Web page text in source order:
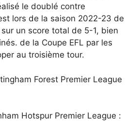
le doublé contre
lors de la saison 2022-23 de
un score total de 5-1, bien
de la Coupe EFL par les
au troisième tour.
Forest Premier League
Hotspur Premier League :